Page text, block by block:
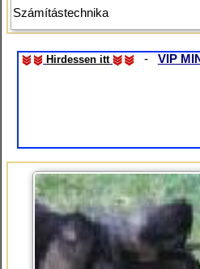
Számítástechnika
Hirdessen itt - VIP